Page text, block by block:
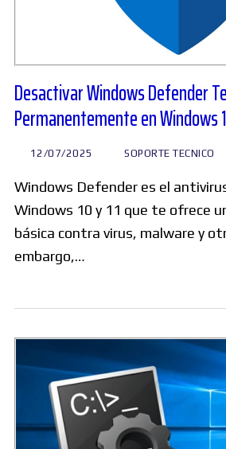
Desactivar Windows Defender
Permanentemente en Windows
12/07/2025 SOPORTE TECNICO
Windows Defender es el
Windows 10 y 11 que te ofrece
básica contra virus, malware y
embargo,…